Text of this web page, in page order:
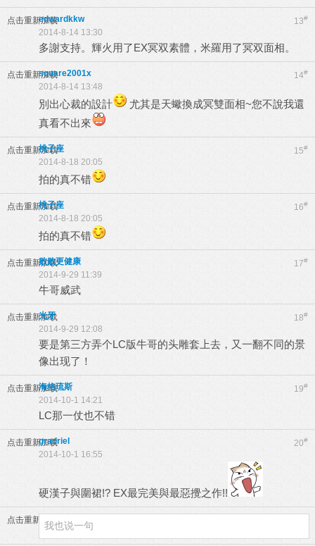
点击重新加载 13#
edwardkkw
2014-8-14 13:30
多謝支持。輝火用了EX冥双素體，米羅用了冥双面相。
点击重新加载 14#
square2001x
2014-8-14 13:48
別出心裁的設計
尤其是天蠍換成冥雙面相~您不說我還
真看不出來
点击重新加载 15#
桃子座
2014-8-18 20:05
拍的真不错
点击重新加载 16#
桃子座
2014-8-18 20:05
拍的真不错
点击重新加载 17#
败败更健康
2014-9-29 11:39
牛哥威武
点击重新加载 18#
光牙
2014-9-29 12:08
要是第三方弄个LC版牛哥的头雕套上去，又一翻不同的景
像出现了！
点击重新加载 19#
海格琉斯
2014-10-1 14:21
LC那一仗也不错
点击重新加载 20#
gradriel
2014-10-1 16:55
硬漢子與圍裙!? EX最完美與最惡攪之作!!
点击重新加载